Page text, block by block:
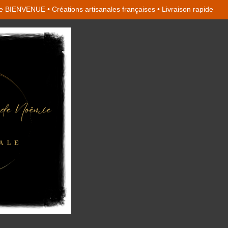
BIENVENUE • Créations artisanales françaises • Livraison rapide